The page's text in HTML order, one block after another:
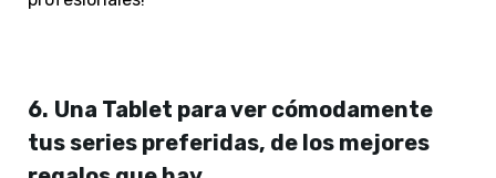
6. Una Tablet para ver cómodamente
tus series preferidas, de los mejores